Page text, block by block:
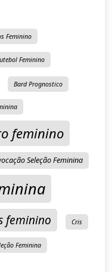
Feminino
Feminino
Bard Prognostico
feminino
Seleção Feminina
feminino Cris
Feminina